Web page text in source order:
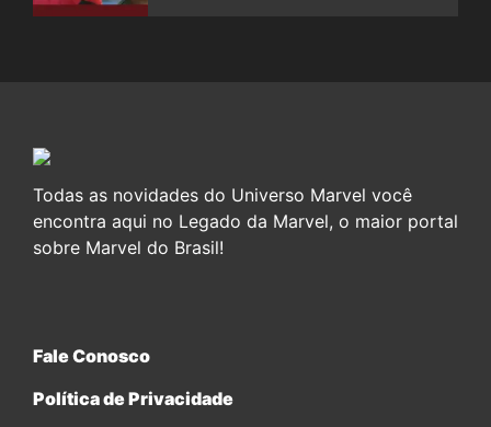
Todas as novidades do Universo Marvel você
encontra aqui no Legado da Marvel, o maior portal
sobre Marvel do Brasil!
Fale Conosco
Política de Privacidade